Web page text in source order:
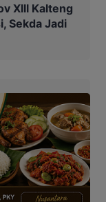
Xlll Kalteng
Sekda Jadi